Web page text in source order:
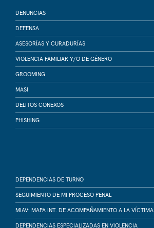
DENUNCIAS
DEFENSA
ASESORÍAS Y CURADURÍAS
VIOLENCIA FAMILIAR Y/O DE GÉNERO
GROOMING
MASI
DELITOS CONEXOS
PHISHING
DEPENDENCIAS DE TURNO
SEGUIMIENTO DE MI PROCESO PENAL
MIAV: MAPA INT. DE ACOMPAÑAMIENTO A LA VÍCTIMA
DEPENDENCIAS ESPECIALIZADAS EN VIOLENCIA